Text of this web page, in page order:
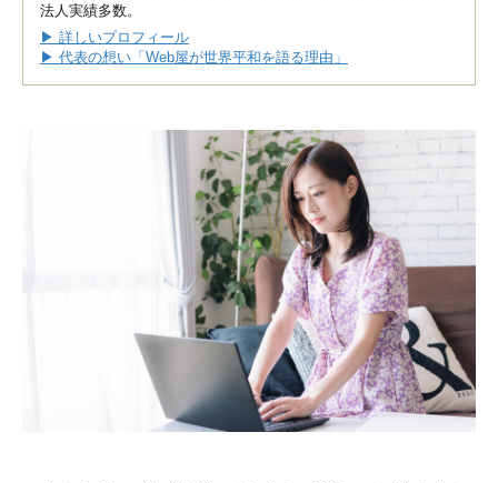
法人実績多数。
▶ 詳しいプロフィール
▶ 代表の想い「Web屋が世界平和を語る理由」